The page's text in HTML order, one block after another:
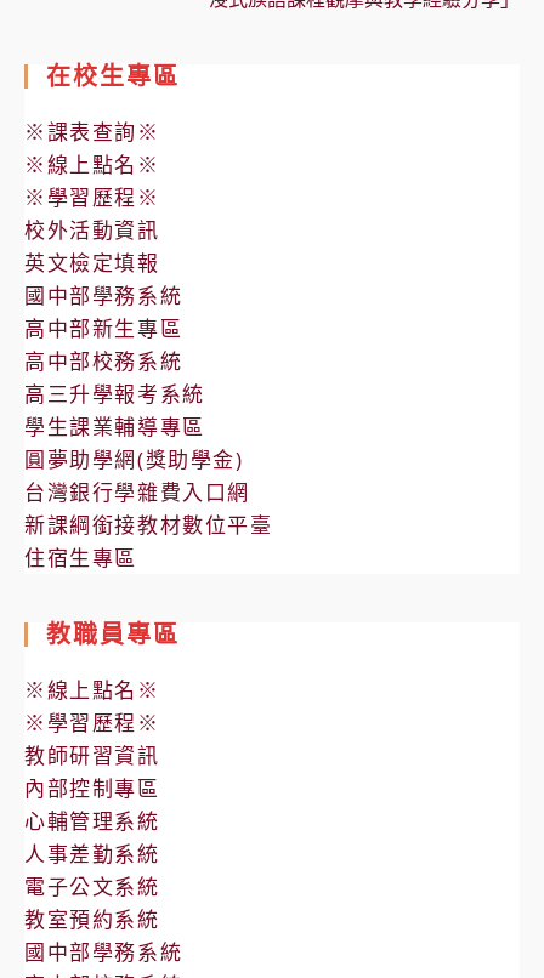
在校生專區
※課表查詢※
※線上點名※
※學習歷程※
校外活動資訊
英文檢定填報
國中部學務系統
高中部新生專區
高中部校務系統
高三升學報考系統
學生課業輔導專區
圓夢助學網(獎助學金)
台灣銀行學雜費入口網
新課綱銜接教材數位平臺
住宿生專區
教職員專區
※線上點名※
※學習歷程※
教師研習資訊
內部控制專區
心輔管理系統
人事差勤系統
電子公文系統
教室預約系統
國中部學務系統